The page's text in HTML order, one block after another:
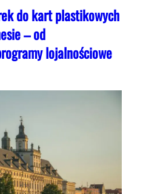
do kart plastikowych
– od
lojalnościowe